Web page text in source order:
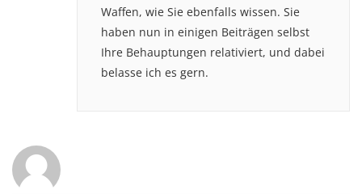
Waffen, wie Sie ebenfalls wissen. Sie
haben nun in einigen Beiträgen selbst
Ihre Behauptungen relativiert, und dabei
belasse ich es gern.